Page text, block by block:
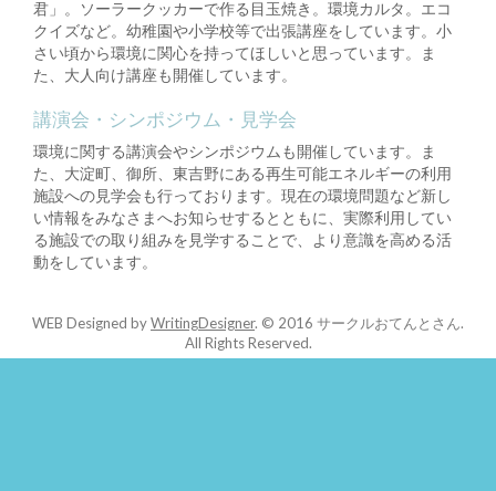
君」。ソーラークッカーで作る目玉焼き。環境カルタ。エコ
クイズなど。幼稚園や小学校等で出張講座をしています。小
さい頃から環境に関心を持ってほしいと思っています。ま
た、大人向け講座も開催しています。
講演会・シンポジウム・見学会
環境に関する講演会やシンポジウムも開催しています。ま
た、大淀町、御所、東吉野にある再生可能エネルギーの利用
施設への見学会も行っております。現在の環境問題など新し
い情報をみなさまへお知らせするとともに、実際利用してい
る施設での取り組みを見学することで、より意識を高める活
動をしています。
WEB Designed byWritingDesigner. © 2016 サークルおてんとさん.
All Rights Reserved.